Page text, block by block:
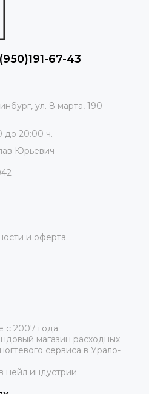
67-43
ул. 8 марта, 190
до 20:00 ч.
Юрьевич
и оферта
с 2007 года.
магазин расходных
сервиса в Урало-
нейл индустрии.